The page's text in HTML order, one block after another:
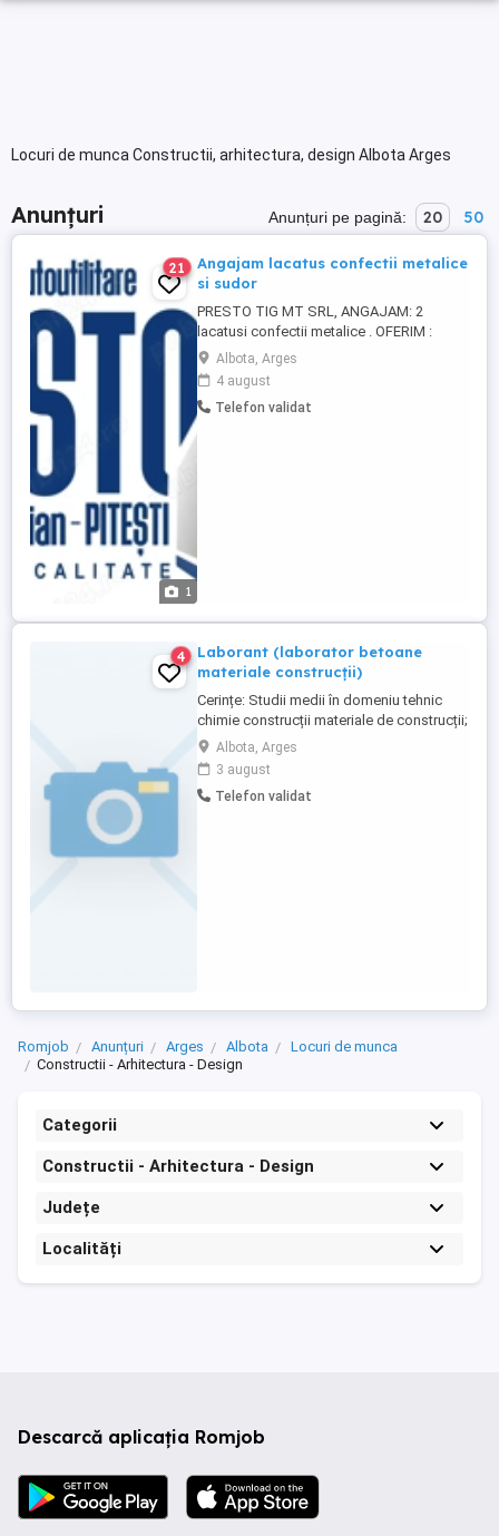
Locuri de munca Constructii, arhitectura, design Albota Arges
Anunțuri Anunțuri pe pagină: 20 50
1
21
Angajam lacatus confectii metalice
si sudor
PRESTO TIG MT SRL, ANGAJAM: 2
lacatusi confectii metalice . OFERIM :
salariu motivant, in functie de experienta ;
bonuri de masa; decontare partiala a
transportului ; prime PASTE si CRACIUN ;
bonus de prezenta ; Selectiile se fac doar
Albota, Arges
4 august
Telefon validat
4
Laborant (laborator betoane
materiale construcții)
Cerințe: Studii medii în domeniu tehnic
chimie construcții materiale de construcții;
Experiență în laborator de încercări pentru
beton, agregate sau materiale de
construcții avantaj; Cunoștințe privind
testarea și verificarea caracteristicilor
Albota, Arges
3 august
Telefon validat
Romjob Anunțuri Arges Albota
Locuri de munca
Constructii - Arhitectura - Design
Categorii
Constructii - Arhitectura - Design
Județe
Localități
Descarcă aplicația Romjob